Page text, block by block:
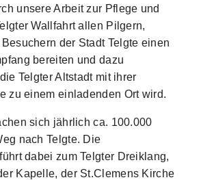
unsere Arbeit zur Pflege und
Wallfahrt allen Pilgern,
der Stadt Telgte einen
bereiten und dazu
Telgter Altstadt mit ihrer
zu einem einladenden Ort wird.
sich jährlich ca. 100.000
nach Telgte. Die
dabei zum Telgter Dreiklang,
Kapelle, der St.Clemens Kirche